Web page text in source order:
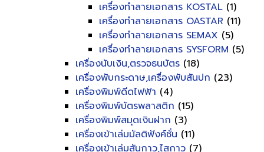
เครื่องทำลายเอกสาร KOSTAL (1)
เครื่องทำลายเอกสาร OASTAR (11)
เครื่องทำลายเอกสาร SEMAX (5)
เครื่องทำลายเอกสาร SYSFORM (5)
เครื่องนับเงิน,ตรวจธนบัตร (18)
เครื่องพับกระดาษ,เครื่องพับสันปก (23)
เครื่องพิมพ์ดีดไฟฟ้า (4)
เครื่องพิมพ์บัตรพลาสติก (15)
เครื่องพิมพ์สมุดเงินฝาก (3)
เครื่องเข้าเล่มมัลติฟังค์ชั่น (11)
เครื่องเข้าเล่มสันกาว,ไสกาว (7)